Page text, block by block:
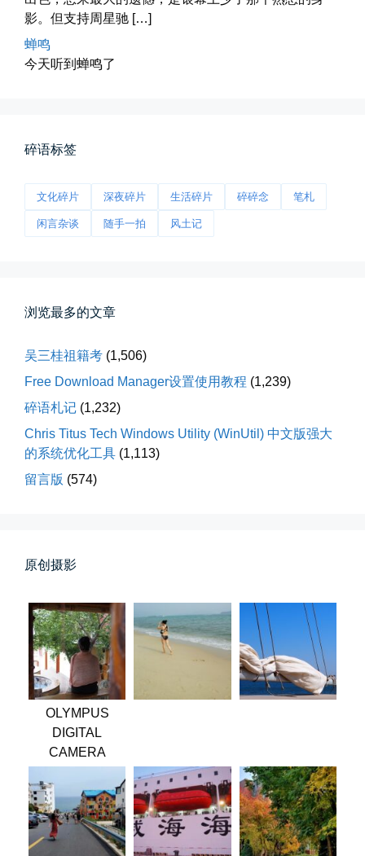
前互联网精神
从马化腾模仿ICQ的OICQ时...
落雪音乐下载最稳定音乐源
落雪音乐下载，最稳定音乐源（推...
📅 04-10 17:19 👤 Zairun
早晨在厨房时一抬头，看到窗外已...
📅 04-06 08:28 👤 Zairun
第一次AI视频创作手记
第一次用AI做视频，我把许嵩歌...
影。但支持周星驰 […]
蝉鸣
今天听到蝉鸣了
碎语标签
文化碎片 深夜碎片 生活碎片 碎碎念 笔札
闲言杂谈 随手一拍 风土记
浏览最多的文章
吴三桂祖籍考 (1,506)
Free Download Manager设置使用教程 (1,239)
碎语札记 (1,232)
Chris Titus Tech Windows Utility (WinUtil) 中文版强大
的系统优化工具 (1,113)
留言版 (574)
原创摄影
OLYMPUS
DIGITAL
CAMERA